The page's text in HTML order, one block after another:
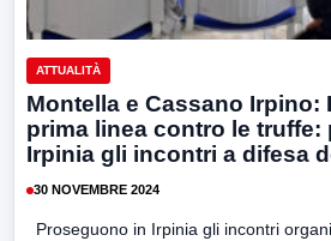
ATTUALITÀ
Montella e Cassano Irpino:
prima linea contro le truffe:
Irpinia gli incontri a difesa
30 NOVEMBRE 2024
Proseguono in Irpinia gli incontri